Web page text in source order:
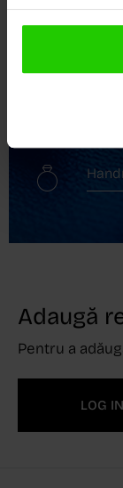
Adaugă
Pentru a
LOG